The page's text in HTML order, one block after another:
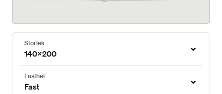
Storlek
140x200
Fasthet
Fast